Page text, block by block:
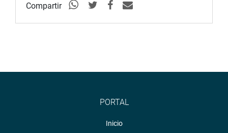
Compartir
PORTAL
Inicio